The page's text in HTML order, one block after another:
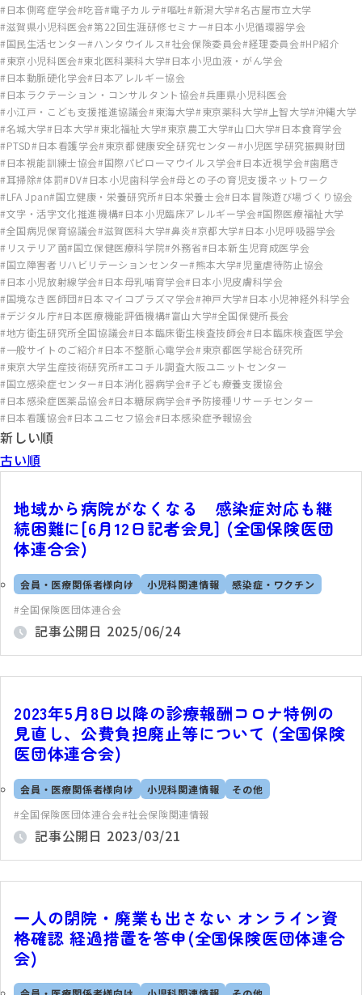
日本側弯症学会 吃音 電子カルテ 嘔吐 新潟大学 名古屋市立大学
滋賀県小児科医会 第22回生涯研修セミナー 日本小児循環器学会
国民生活センター ハンタウイルス 社会保険委員会 経理委員会 HP紹介
東京小児科医会 東北医科薬科大学 日本小児血液・がん学会
日本動脈硬化学会 日本アレルギー協会
日本ラクテーション・コンサルタント協会 兵庫県小児科医会
小江戸・こども支援推進協議会 東海大学 東京薬科大学 上智大学 沖縄大学
名城大学 日本大学 東北福祉大学 東京農工大学 山口大学 日本食育学会
PTSD 日本看護学会 東京都健康安全研究センター 小児医学研究振興財団
日本視能訓練士協会 国際パピローマウイルス学会 日本近視学会 歯磨き
耳掃除 体罰 DV 日本小児歯科学会 母との子の育児支援ネットワーク
LFA Jpan 国立健康・栄養研究所 日本栄養士会 日本冒険遊び場づくり協会
文字・活字文化推進機構 日本小児臨床アレルギー学会 国際医療福祉大学
全国病児保育協議会 滋賀医科大学 鼻炎 京都大学 日本小児呼吸器学会
リステリア菌 国立保健医療科学院 外務省 日本新生児育成医学会
国立障害者リハビリテーションセンター 熊本大学 児童虐待防止協会
日本小児放射線学会 日本母乳哺育学会 日本小児皮膚科学会
国境なき医師団
日本マイコプラズマ学会 神戸大学 日本小児神経外科学会
デジタル庁 日本医療機能評価機構 富山大学 全国保健所長会
地方衛生研究所全国協議会 日本臨床衛生検査技師会 日本臨床検査医学会
一般サイトのご紹介 日本不整脈心電学会 東京都医学総合研究所
東京大学生産技術研究所 エコチル調査大阪ユニットセンター
国立感染症センター 日本消化器病学会 子ども療養支援協会
日本感染症医薬品協会 日本糖尿病学会 予防接種リサーチセンター
日本看護協会 日本ユニセフ協会 日本感染症予報協会
新しい順
古い順
地域から病院がなくなる 感染症対応も継
続困難に[6月12日記者会見] (全国保険医団
体連合会)
会員・医療関係者様向け 小児科関連情報
感染症・ワクチン
全国保険医団体連合会
記事公開日 2025/06/24
2023年5月8日以降の診療報酬コロナ特例の
見直し、公費負担廃止等について (全国保険
医団体連合会)
会員・医療関係者様向け 小児科関連情報
その他
全国保険医団体連合会 社会保険関連情報
記事公開日 2023/03/21
一人の閉院・廃業も出さない オンライン資
格確認 経過措置を答申(全国保険医団体連合
会)